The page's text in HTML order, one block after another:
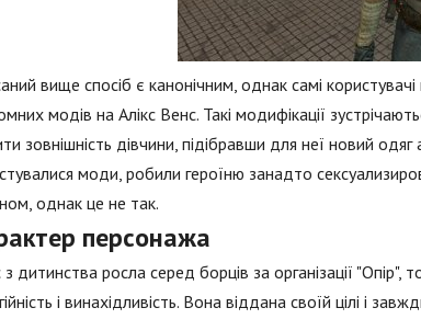
вище спосіб є канонічним, однак самі
модів на Алікс Венс. Такі модифікації
зовнішність дівчини, підібравши для неї новий
моди, робили героїню занадто
однак це не так.
персонажа
з дитинства росла серед борців за організації "Опір",
і винахідливість. Вона віддана своїй цілі і